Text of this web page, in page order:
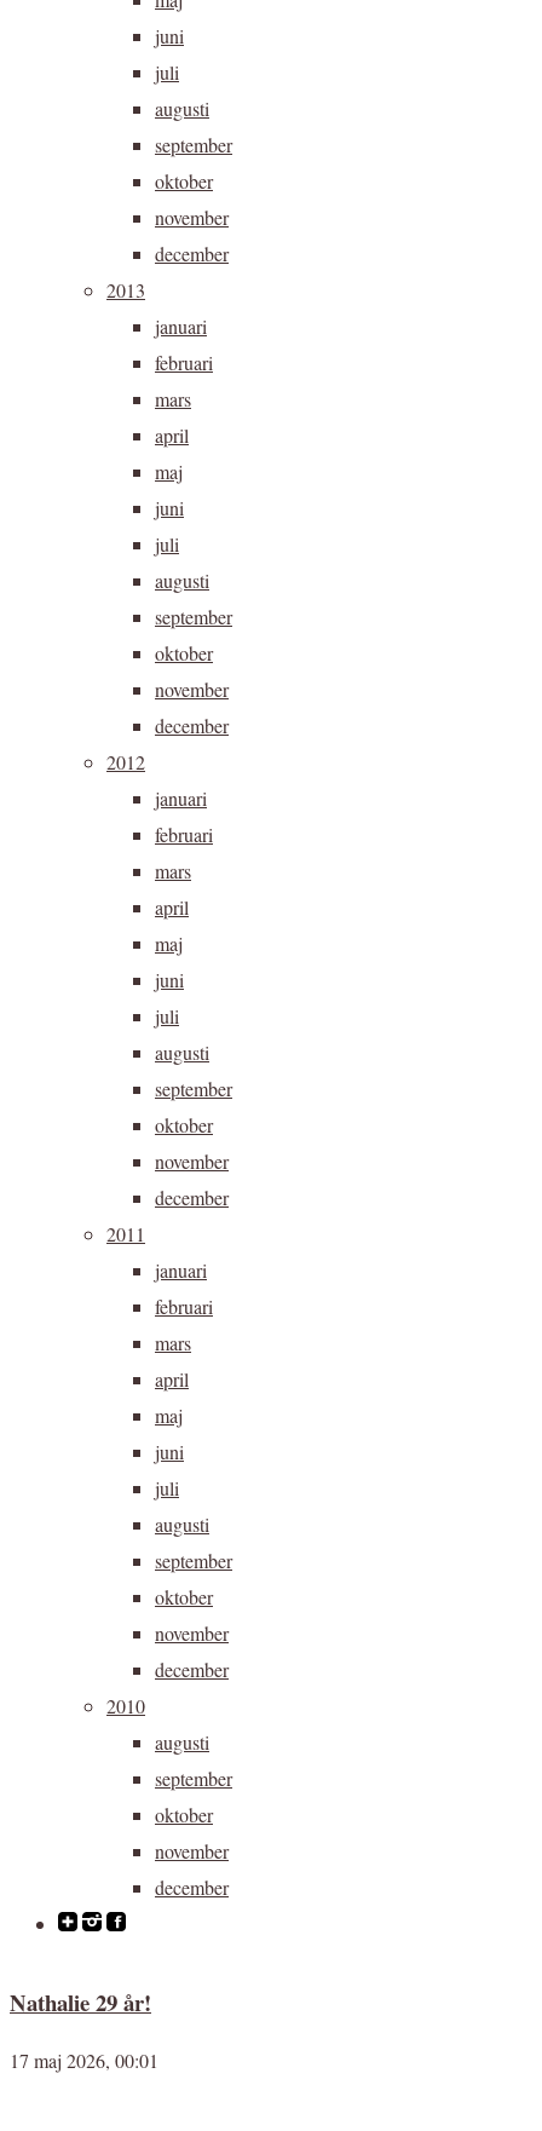
juni
juli
augusti
september
oktober
november
december
2013
januari
februari
mars
april
maj
juni
juli
augusti
september
oktober
november
december
2012
januari
februari
mars
april
maj
juni
juli
augusti
september
oktober
november
december
2011
januari
februari
mars
april
maj
juni
juli
augusti
september
oktober
november
december
2010
augusti
september
oktober
november
december
Nathalie 29 år!
17 maj 2026, 00:01